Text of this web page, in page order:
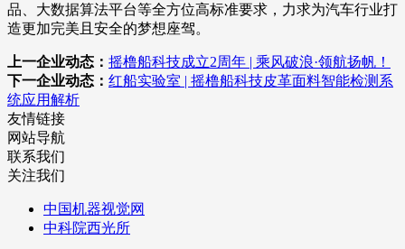
品、大数据算法平台等全方位高标准要求，力求为汽车行业打
造更加完美且安全的梦想座驾。
上一企业动态： 摇橹船科技成立2周年 | 乘风破浪·领航扬帆！
下一企业动态： 红船实验室 | 摇橹船科技皮革面料智能检测系
统应用解析
友情链接
网站导航
联系我们
关注我们
中国机器视觉网
中科院西光所